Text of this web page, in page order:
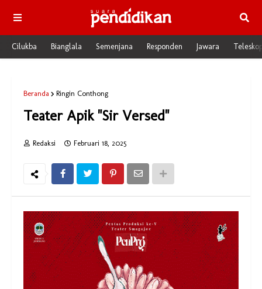
Cilukba Bianglala Semenjana Responden Jawara
Beranda Ringin Conthong
Teater Apik "Sir Versed"
Redaksi Februari 18, 2025